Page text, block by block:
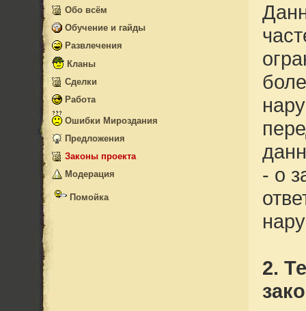
Обо всём
Обучение и гайды
Игровой мир
Локации
Квесты и События
Развлечения
Радио проекта
Кулинария OldBK2
Азартные игры
Видео
Кланы
Сделки
Работа
Ошибки Мироздания
Предложения
Законы проекта
Модерация
Орден Света
Помойка
- о
2.